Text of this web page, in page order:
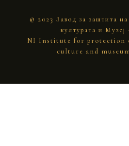
© 2023 Завод за заштита
културата и
NI Institute for protection
culture and